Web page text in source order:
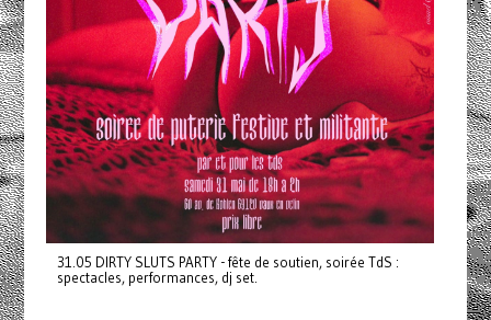
31.05 DIRTY SLUTS PARTY - fête de soutien, soirée TdS :
spectacles, performances, dj set.